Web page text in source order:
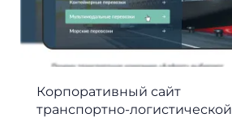
Корпоративный сайт
транспортно-логистической